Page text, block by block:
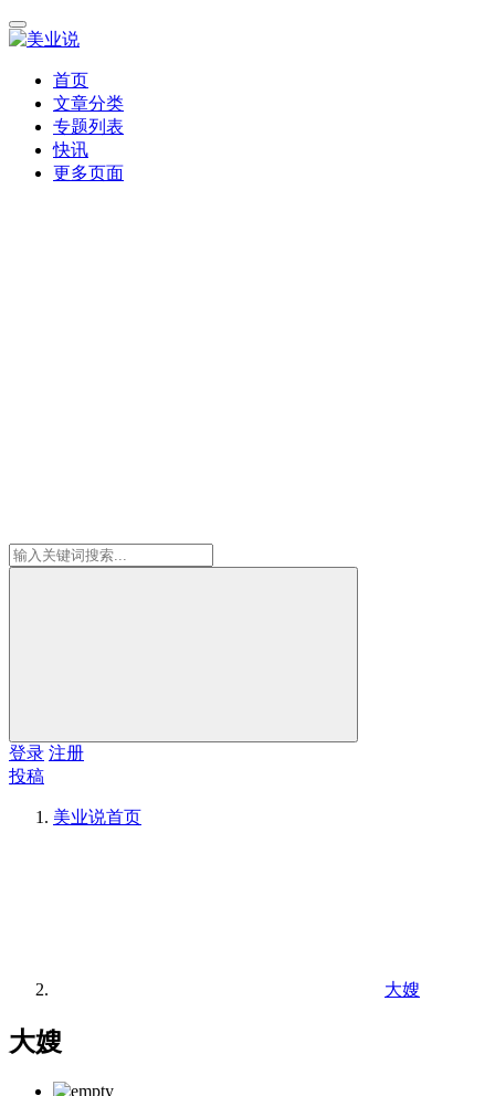
首页
文章分类
专题列表
快讯
更多页面
登录 注册
投稿
美业说首页
大嫂
大嫂